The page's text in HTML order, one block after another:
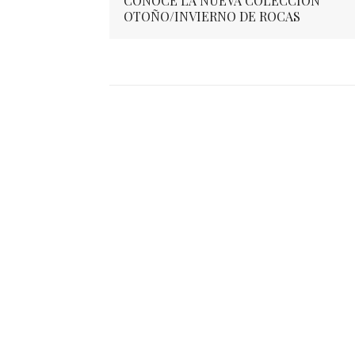
OTOÑO/INVIERNO DE ROCAS